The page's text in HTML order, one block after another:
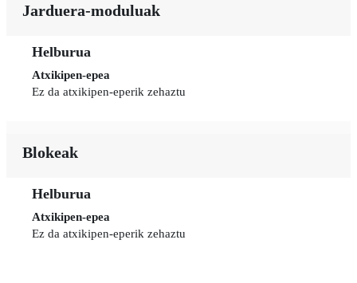
Jarduera-moduluak
Helburua
Atxikipen-epea
Ez da atxikipen-eperik zehaztu
Blokeak
Helburua
Atxikipen-epea
Ez da atxikipen-eperik zehaztu